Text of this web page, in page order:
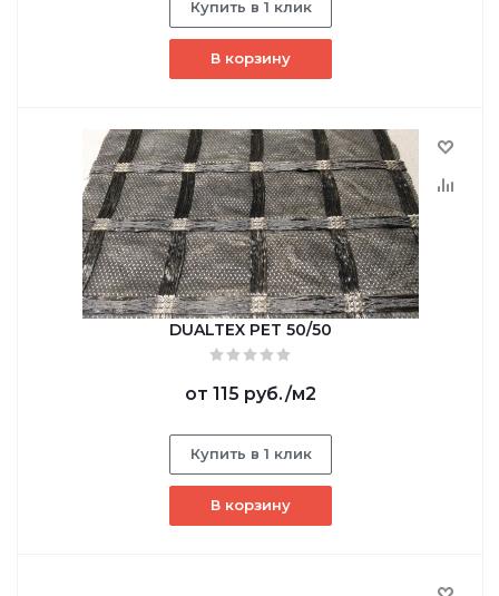
Купить в 1 клик
В корзину
DUALTEX PET 50/50
от 115 руб./м2
Купить в 1 клик
В корзину